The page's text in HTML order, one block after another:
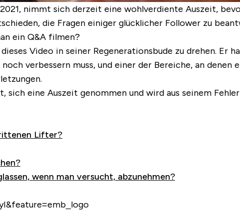
nimmt sich derzeit eine wohlverdiente Auszeit,
die Fragen einiger glücklicher Follower zu
ein Q&A filmen?
Video in seiner Regenerationsbude zu drehen. Er
verbessern muss, und einer der Bereiche, an denen
sich eine Auszeit genommen und wird aus seinem
Lifter?
wenn man versucht, abzunehmen?